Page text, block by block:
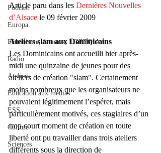
Podcast
Europa
Féminisme, femmes, LGBTQIA+
Radio
Ateliers
Éducation aux médias
ESS
Culture
Sciences
Article paru dans les Dernières Nouvelles
d’Alsace le 09 février 2009
Ateliers slam aux Dominicains
Les Dominicains ont accueilli hier après-
midi une quinzaine de jeunes pour des
ateliers de création "slam". Certainement
moins nombreux que les organisateurs ne
pouvaient légitimement l’espérer, mais
particulièrement motivés, ces stagiaires d’un
trop court moment de création en toute
liberté ont pu travailler dans trois ateliers
différents sous la direction de